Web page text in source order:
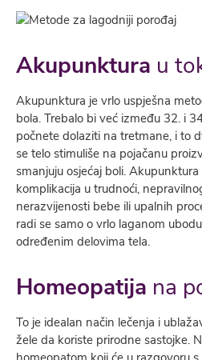
Akupunktura u
Akupunktura je vrlo uspješna
bola. Trebalo bi već između 32. i
počnete dolaziti na tretmane, i to
se telo stimuliše na pojačanu
smanjuju osjećaj boli.
komplikacija u trudnoći,
nerazvijenosti bebe ili upalnih
radi se samo o vrlo laganom
određenim delovima tela.
Homeopatija na
To je idealan način lečenja i
žele da koriste prirodne sastojke.